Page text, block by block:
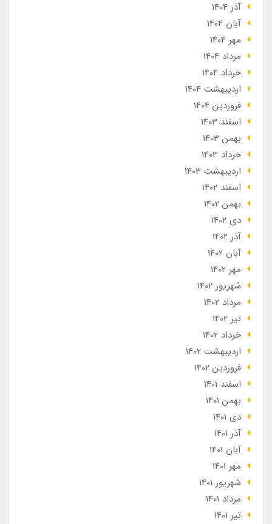
آذر 1404
آبان 1404
مهر 1404
مرداد 1404
خرداد 1404
ارديبهشت 1404
فروردین 1404
اسفند 1403
بهمن 1403
خرداد 1403
ارديبهشت 1403
اسفند 1402
بهمن 1402
دی 1402
آذر 1402
آبان 1402
مهر 1402
شهریور 1402
مرداد 1402
تير 1402
خرداد 1402
ارديبهشت 1402
فروردین 1402
اسفند 1401
بهمن 1401
دی 1401
آذر 1401
آبان 1401
مهر 1401
شهریور 1401
مرداد 1401
تير 1401